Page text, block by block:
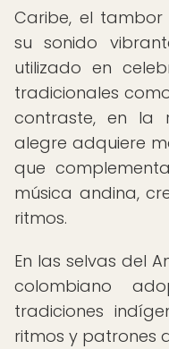
Caribe, el
su sonido
utilizado en
tradicionales
contraste, en la
alegre adquiere
que
música andina,
ritmos.
En las selvas del
colombiano
tradiciones
ritmos y patrones